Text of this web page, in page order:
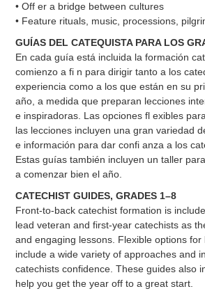
• Off er a bridge between cultures
• Feature rituals, music, processions,
GUÍAS DEL CATEQUISTA PARA LOS
En cada guía está incluida la formación
comienzo a fi n para dirigir tanto a los
experiencia como a los que están en su
año, a medida que preparan lecciones
e inspiradoras. Las opciones fl exibles
las lecciones incluyen una gran variedad
e información para dar confi anza a los
Estas guías también incluyen un taller
a comenzar bien el año.
CATECHIST GUIDES, GRADES 1–8
Front-to-back catechist formation is
lead veteran and first-year catechists as
and engaging lessons. Flexible options for
include a wide variety of approaches and
catechists confidence. These guides also
help you get the year off to a great start.